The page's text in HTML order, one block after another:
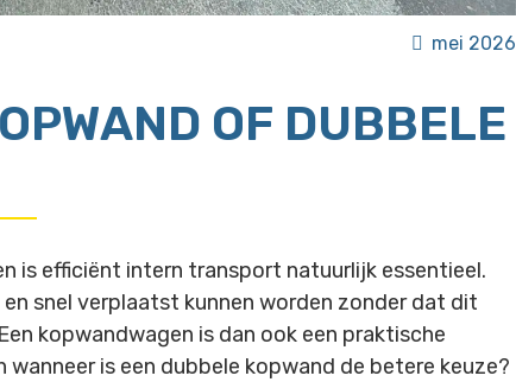
mei 2026
OF DUBBELE
is efficiënt intern transport natuurlijk essentieel.
snel verplaatst kunnen worden zonder dat dit
kopwandwagen is dan ook een praktische
is een dubbele kopwand de betere keuze?